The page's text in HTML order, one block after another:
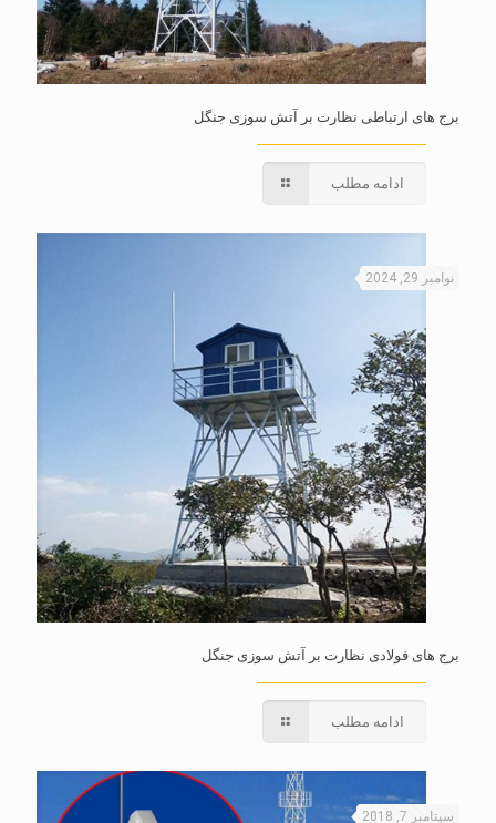
برج های ارتباطی نظارت بر آتش سوزی جنگل
ادامه مطلب
نوامبر 29, 2024
برج های فولادی نظارت بر آتش سوزی جنگل
ادامه مطلب
سپتامبر 7, 2018